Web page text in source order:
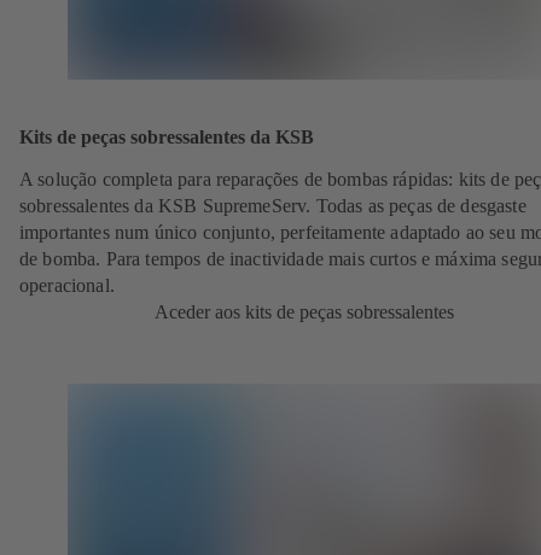
Kits de peças sobressalentes da KSB
A solução completa para reparações de bombas rápidas: kits de
sobressalentes da KSB SupremeServ. Todas as peças de desgaste
importantes num único conjunto, perfeitamente adaptado ao seu
de bomba. Para tempos de inactividade mais curtos e máxima
operacional.
Aceder aos kits de peças sobressalentes